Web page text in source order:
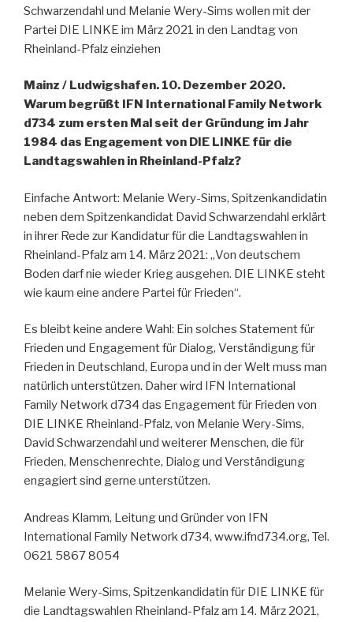
Schwarzendahl und Melanie Wery-Sims wollen mit der
Partei DIE LINKE im März 2021 in den Landtag von
Rheinland-Pfalz einziehen
Mainz / Ludwigshafen. 10. Dezember 2020.
Warum begrüßt IFN International Family Network
d734 zum ersten Mal seit der Gründung im Jahr
1984 das Engagement von DIE LINKE für die
Landtagswahlen in Rheinland-Pfalz?
Einfache Antwort: Melanie Wery-Sims, Spitzenkandidatin
neben dem Spitzenkandidat David Schwarzendahl erklärt
in ihrer Rede zur Kandidatur für die Landtagswahlen in
Rheinland-Pfalz am 14. März 2021: „Von deutschem
Boden darf nie wieder Krieg ausgehen. DIE LINKE steht
wie kaum eine andere Partei für Frieden“.
Es bleibt keine andere Wahl: Ein solches Statement für
Frieden und Engagement für Dialog, Verständigung für
Frieden in Deutschland, Europa und in der Welt muss man
natürlich unterstützen. Daher wird IFN International
Family Network d734 das Engagement für Frieden von
DIE LINKE Rheinland-Pfalz, von Melanie Wery-Sims,
David Schwarzendahl und weiterer Menschen, die für
Frieden, Menschenrechte, Dialog und Verständigung
engagiert sind gerne unterstützen.
Andreas Klamm, Leitung und Gründer von IFN
International Family Network d734, www.ifnd734.org, Tel.
0621 5867 8054
Melanie Wery-Sims, Spitzenkandidatin für DIE LINKE für
die Landtagswahlen Rheinland-Pfalz am 14. März 2021,